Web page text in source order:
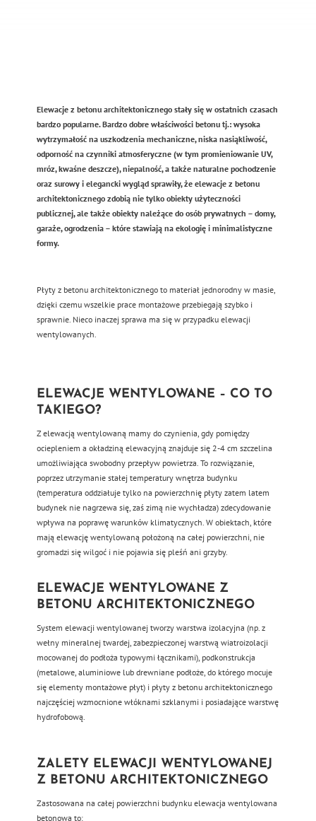
Elewacje z betonu architektonicznego stały się w ostatnich czasach
bardzo popularne. Bardzo dobre właściwości betonu tj.: wysoka
wytrzymałość na uszkodzenia mechaniczne, niska nasiąkliwość,
odporność na czynniki atmosferyczne (w tym promieniowanie UV,
mróz, kwaśne deszcze), niepalność, a także naturalne pochodzenie
oraz surowy i elegancki wygląd sprawiły, że elewacje z betonu
architektonicznego zdobią nie tylko obiekty użyteczności
publicznej, ale także obiekty należące do osób prywatnych – domy,
garaże, ogrodzenia – które stawiają na ekologię i minimalistyczne
formy.
Płyty z betonu architektonicznego to materiał jednorodny w masie,
dzięki czemu wszelkie prace montażowe przebiegają szybko i
sprawnie. Nieco inaczej sprawa ma się w przypadku elewacji
wentylowanych.
ELEWACJE WENTYLOWANE – CO TO
TAKIEGO?
Z elewacją wentylowaną mamy do czynienia, gdy pomiędzy
ociepleniem a okładziną elewacyjną znajduje się 2-4 cm szczelina
umożliwiająca swobodny przepływ powietrza. To rozwiązanie,
poprzez utrzymanie stałej temperatury wnętrza budynku
(temperatura oddziałuje tylko na powierzchnię płyty zatem latem
budynek nie nagrzewa się, zaś zimą nie wychładza) zdecydowanie
wpływa na poprawę warunków klimatycznych. W obiektach, które
mają elewację wentylowaną położoną na całej powierzchni, nie
gromadzi się wilgoć i nie pojawia się pleśń ani grzyby.
ELEWACJE WENTYLOWANE Z
BETONU ARCHITEKTONICZNEGO
System elewacji wentylowanej tworzy warstwa izolacyjna (np. z
wełny mineralnej twardej, zabezpieczonej warstwą wiatroizolacji
mocowanej do podłoża typowymi łącznikami), podkonstrukcja
(metalowe, aluminiowe lub drewniane podłoże, do którego mocuje
się elementy montażowe płyt) i płyty z betonu architektonicznego
najczęściej wzmocnione włóknami szklanymi i posiadające warstwę
hydrofobową.
ZALETY ELEWACJI WENTYLOWANEJ
Z BETONU ARCHITEKTONICZNEGO
Zastosowana na całej powierzchni budynku elewacja wentylowana
betonowa to: